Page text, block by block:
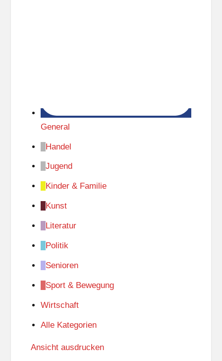
General
Handel
Jugend
Kinder & Familie
Kunst
Literatur
Politik
Senioren
Sport & Bewegung
Wirtschaft
Alle Kategorien
Ansicht ausdrucken